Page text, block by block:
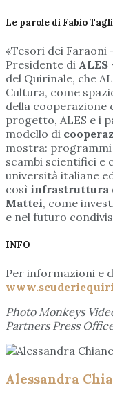
Le parole di Fabio
«Tesori dei Faraoni
Presidente di ALES
del Quirinale, che
Cultura, come
della cooperazione
progetto, ALES e i
modello di
mostra:
scambi scientifici e
università italiane
così infrastruttura
Mattei, come
e nel futuro
INFO
Per informazioni e
Photo Monkeys
Partners Press
Alessandra